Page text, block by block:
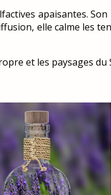
apaisantes.
elle calme les
et les paysages